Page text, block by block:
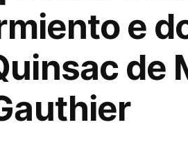
e
de